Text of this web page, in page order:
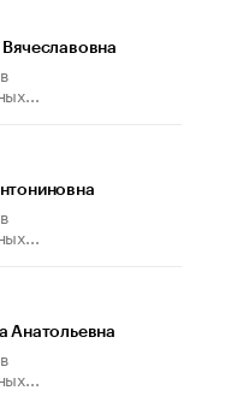
Как живет глава
Анатольевна